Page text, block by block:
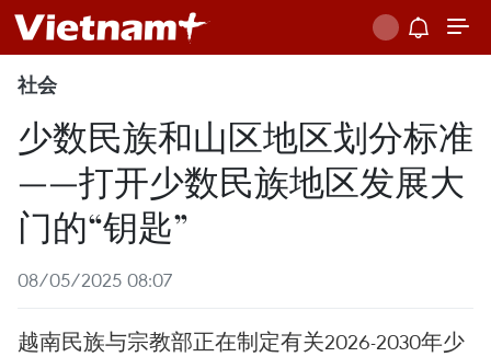
社会
少数民族和山区地区划分标准
——打开少数民族地区发展大
门的“钥匙”
08/05/2025 08:07
越南民族与宗教部正在制定有关2026-2030年少